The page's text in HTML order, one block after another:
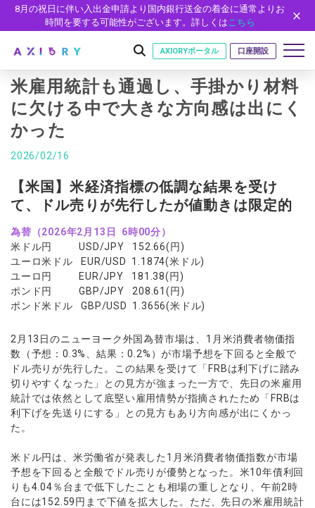
8月の祝日に伴い入出金申請より国内銀行送金の着金に通常よりお
時間を要する可能性がございます。詳しくはこちら
はじめに
はじめに
安全性
取引
取引商品
FX（通貨ペア）
現物株式
ETF
株式CFD
株価指数CFD
エネルギーCFD
貴金属CFD
ソフトコモディティCFD
NEW
バトルCFD
取引条件
スプレッド・手数料
ゼロカットとロスカット
スワップとロールオーバー
入出金方法
レバレッジ
NEW
約定率
取引時間
取引計算シミュレーター
注文執行ポリシー
経済指標・予測カレンダー
休眠口座と凍結口座
口座
口座の種類
口座タイプ
法人のお客様
ゼロ口座
NEW
デモ口座
口座開設
口座開設フォーム
必要書類
開設方法
プラットフォーム
プラットフォーム
MT5
MT4
cTrader
AXIORYポータル
ツール
MT4/MT5 ヒストリカルデータ
EA(エキスパートアドバイザー)
カスタムインジケーター
ストライク インジケータ
MQLシグナル
NEW
通貨インデックス
パートナー
パートナーシップ・プログラム
イントロデュース・パートナープログラム（IP）
ニュース
ニュースリリース
マーケットニュース
コーポレートニュース
キャンペーン
トレードガイド
NEW
会社概要
会社概要
役員紹介
お問合せ
よくあるご質問
日本語
عربى
English
Русский
ไทย
Tiếng Việt
口座開設する
デモ口座を開設する
AXIORYポータル 口座開設
米雇用統計も通過し、手掛かり材料
に欠ける中で大きな方向感は出にく
かった
2026/02/16
【米国】米経済指標の低調な結果を受け
て、ドル売りが先行したが値動きは限定的
為替（2026年2月13日 6時00分）
米ドル円 USD/JPY 152.66(円)
ユーロ米ドル EUR/USD 1.1874(米ドル)
ユーロ円 EUR/JPY 181.38(円)
ポンド円 GBP/JPY 208.61(円)
ポンド米ドル GBP/USD 1.3656(米ドル)
2月13日のニューヨーク外国為替市場は、1月米消費者物価指
数（予想：0.3%、結果：0.2%）が市場予想を下回ると全般で
ドル売りが先行した。この結果を受けて「FRBは利下げに踏み
切りやすくなった」との見方が強まった一方で、先日の米雇用
統計では依然として底堅い雇用情勢が指摘されたため「FRBは
利下げを先送りにする」との見方もあり方向感が出にくかっ
た。
米ドル円は、米労働省が発表した1月米消費者物価指数が市場
予想を下回ると全般でドル売りが優勢となった。米10年債利回
りも4.04％台まで低下したことも相場の重しとなり、午前2時
台には152.59円まで下値を拡大した。ただ、先日の米雇用統計